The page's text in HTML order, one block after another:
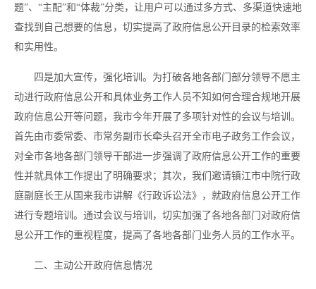
题”、“主配”和“体裁”分类，让用户可以通过多方式、多渠道快速地
查找到自己想要的信息，切实提高了政府信息公开目录的检索效率
和实用性。
四是加大宣传，强化培训。为打破各地各部门部分领导不愿主
动进行政府信息公开和具体业务工作人员不知如何合理合规地开展
政府信息公开等问题，我市今年开展了多项针对性的会议与培训。
首先由市委常委、市常务副市长牵头召开全市电子政务工作会议，
对全市各地各部门领导干部进一步强调了政府信息公开工作的重要
性并就具体工作提出了明确要求；其次，我们邀请镇江市中院行政
庭副庭长王从国来我市讲解《行政诉讼法》，就政府信息公开工作
进行专题培训。通过会议与培训，切实加强了各地各部门对政府信
息公开工作的重视程度，提高了各地各部门业务人员的工作水平。
二、主动公开政府信息情况